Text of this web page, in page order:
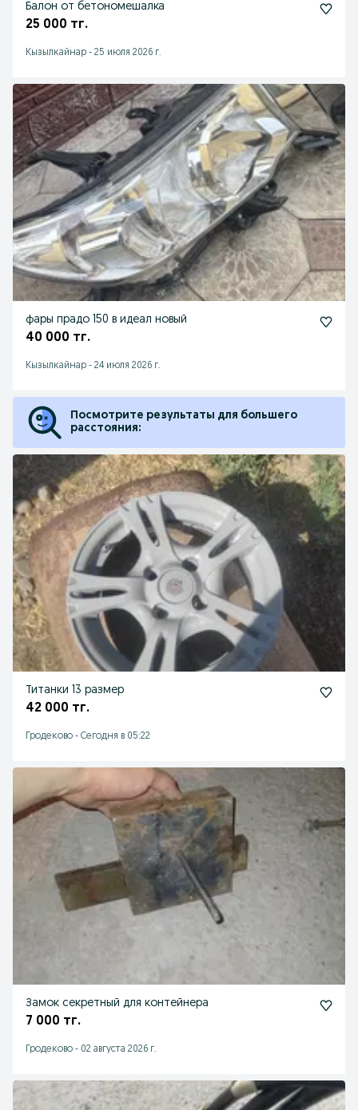
Балон от бетономешалка
25 000 тг.
Кызылкайнар - 25 июля 2026 г.
фары прадо 150 в идеал новый
40 000 тг.
Кызылкайнар - 24 июля 2026 г.
Посмотрите результаты для большего
расстояния:
Титанки 13 размер
42 000 тг.
Гродеково - Сегодня в 05:22
Замок секретный для контейнера
7 000 тг.
Гродеково - 02 августа 2026 г.